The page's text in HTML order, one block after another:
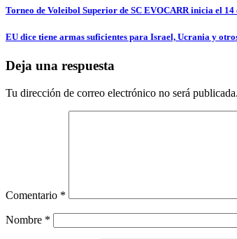
Navegación
de
Torneo de Voleibol Superior de SC EVOCARR inicia el 14
EU dice tiene armas suficientes para Israel, Ucrania y
Deja una respuesta
Tu dirección de correo electrónico no será publicada.
Comentario *
Nombre *